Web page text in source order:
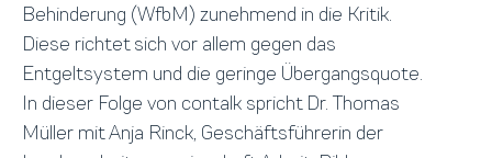
Behinderung (WfbM) zunehmend in die Kritik.
Diese richtet sich vor allem gegen das
Entgeltsystem und die geringe Übergangsquote.
In dieser Folge von contalk spricht Dr. Thomas
Müller mit Anja Rinck, Geschäftsführerin der